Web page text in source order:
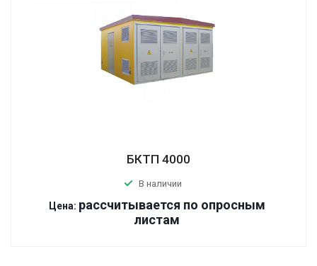
БКТП 4000
В наличии
Цена: рассчитывается по опросным
листам